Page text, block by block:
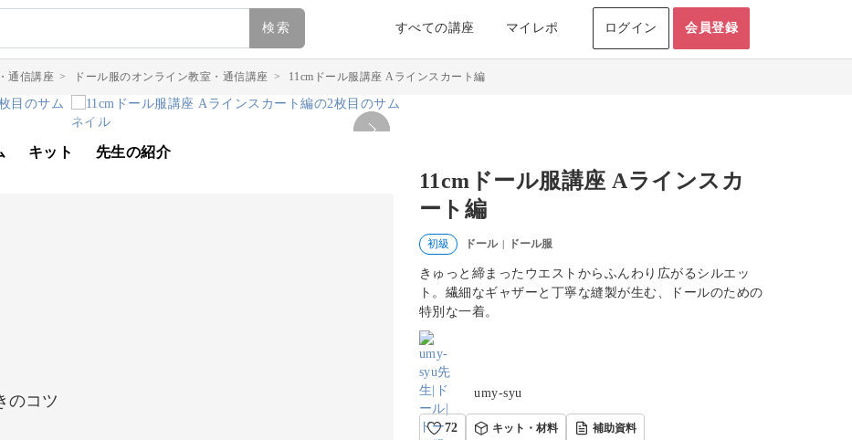
検索 すべての講座 マイレポ ログイン 会員登録
通信講座 > ドール服のオンライン教室・通信講座 > 11cmドール服講座 Aラインスカート編
11cmドール服講座 Aラインスカ
ート編
初級 ドール | ドール服
きゅっと締まったウエストからふんわり広がるシルエッ
ト。繊細なギャザーと丁寧な縫製が生む、ドールのための
特別な一着。
umy-syu
72 キット・材料 補助資料
キット 先生の紹介
のコツ